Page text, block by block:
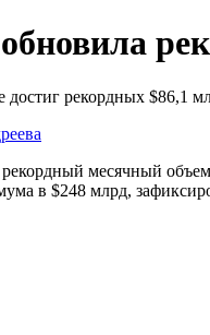
рекордных $86,1
месячный
в $248 млрд,